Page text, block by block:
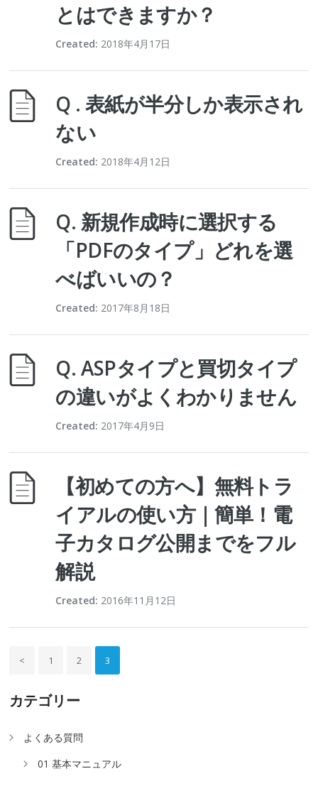
とはできますか？
Created: 2018年4月17日
Q . 表紙が半分しか表示され
ない
Created: 2018年4月12日
Q. 新規作成時に選択する
「PDFのタイプ」どれを選
べばいいの？
Created: 2017年8月18日
Q. ASPタイプと買切タイプ
の違いがよくわかりません
Created: 2017年4月9日
【初めての方へ】無料トラ
イアルの使い方｜簡単！電
子カタログ公開までをフル
解説
Created: 2016年11月12日
< 1 2 3
カテゴリー
よくある質問
01 基本マニュアル